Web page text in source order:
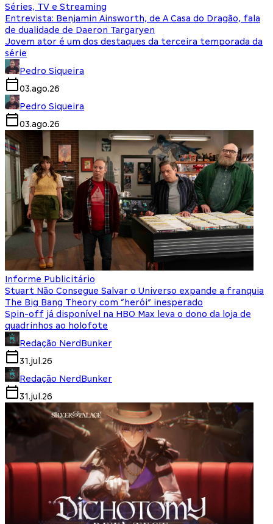
Séries, TV e Streaming
Entrevista: Benjamin Ainsworth, de A Casa do Dragão, fala
de dualidade de Daeron Targaryen
Jovem ator é um dos destaques da terceira temporada da
série
Pedro Siqueira
03.ago.26
Pedro Siqueira
03.ago.26
Informe Publicitário
Stuart Não Consegue Salvar o Universo expande a franquia
The Big Bang Theory com “herói” inesperado
Spin-off já disponível na HBO Max leva o dono da loja de
quadrinhos ao holofote
Redação NerdBunker
31.jul.26
Redação NerdBunker
31.jul.26